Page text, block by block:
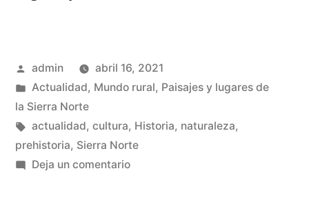
los
serranos?»
Publicado
por
admin
abril 16, 2021
Publicado
en
Actualidad, Mundo rural, Paisajes y lugares de
la Sierra Norte
Etiquetas:
actualidad, cultura, Historia, naturaleza,
prehistoria, Sierra Norte
Deja un comentarioen